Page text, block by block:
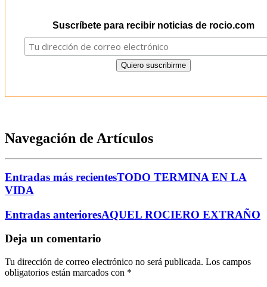
Suscríbete para recibir noticias de rocio.com
Navegación de Artículos
Entradas más recientesTODO TERMINA EN LA
VIDA
Entradas anterioresAQUEL ROCIERO EXTRAÑO
Deja un comentario
Tu dirección de correo electrónico no será publicada. Los campos
obligatorios están marcados con *